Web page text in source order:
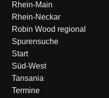
Rhein-Main
Rhein-Neckar
Robin Wood regional
Spurensuche
Start
Süd-West
Tansania
Termine